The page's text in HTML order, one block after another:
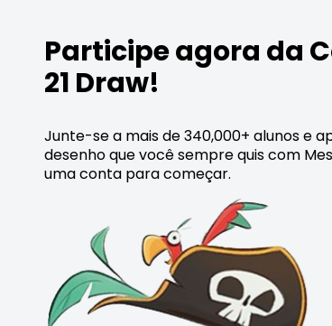
Participe agora da
21 Draw!
Junte-se a mais de 340,000+ alunos e
desenho que você sempre quis com
uma conta para começar.